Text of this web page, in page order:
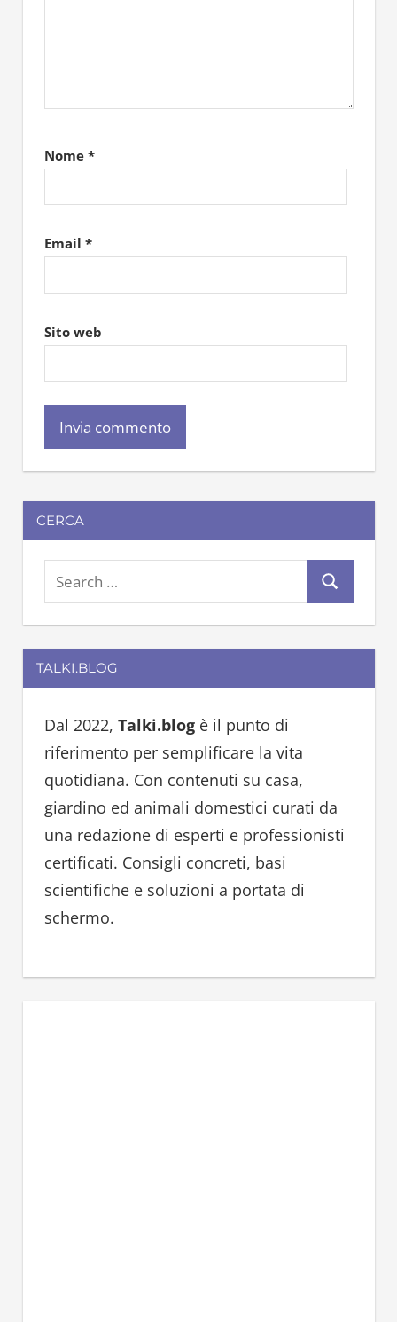
Nome *
Email *
Sito web
CERCA
e
a
r
c
f
o
r
:
e
a
TALKI.BLOG
Dal 2022, Talki.blogè il punto di
riferimento per semplificare la vita
quotidiana. Con contenuti su casa,
giardino ed animali domestici curati da
una redazione di esperti e professionisti
certificati. Consigli concreti, basi
scientifiche e soluzioni a portata di
schermo.